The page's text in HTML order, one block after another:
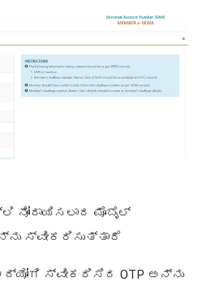
ನೋಂದಾಯಿಸಲಾದ ಮೊಬೈಲ್
ಸ್ವೀಕರಿಸುತ್ತಾರೆ
ಸ್ವೀಕರಿಸಿದ OTP ಅನ್ನು